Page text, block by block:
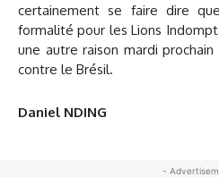
certainement se faire dire
formalité pour les Lions
une autre raison mardi
contre le Brésil.
Daniel NDING
-